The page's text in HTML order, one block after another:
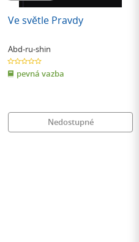
Ve světle Pravdy
Abd-ru-shin
0.0
z
5
hvězdiček
pevná vazba
Nedostupné